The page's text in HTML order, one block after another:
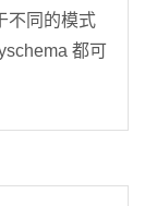
不同的模式
都可